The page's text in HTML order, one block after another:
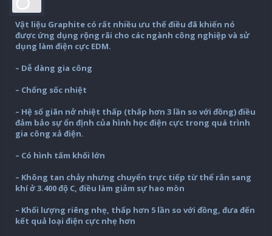
Vật liệu Graphite có rất nhiều ưu thế điều đã khiến nó
được ứng dụng rộng rãi cho các ngành công nghiệp và sử
dụng làm điện cực EDM.
– Dễ dàng gia công
– Chống sốc nhiệt
– Hệ số giãn nở nhiệt thấp (thấp hơn 3 lần so với đồng) điều
đảm bảo sự ổn định của hình học điện cực trong quá trình
gia công xả điện.
– Có hình tấm khối lớn
– Không tan chảy nhưng chuyển trực tiếp từ thể rắn sang
khí ở 3.400 độ C, điều làm giảm sự hao mòn
– Khối lượng riêng nhẹ, thấp hơn 5 lần so với đồng, đưa đến
kết quả loại điện cực nhẹ hơn